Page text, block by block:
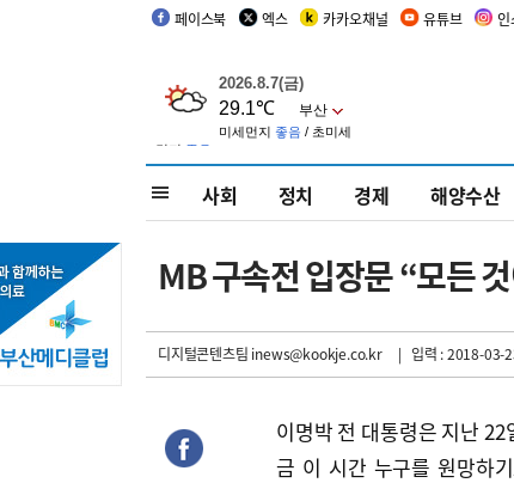
페이스북 엑스 카카오채널 유튜브 인
사회 정치 경제 해양수산
MB 구속전 입장문 “모든
디지털콘텐츠팀 inews@kookje.co.kr | 입력 : 2018-03-
이명박 전 대통령은 지난
금 이 시간 누구를 원망하